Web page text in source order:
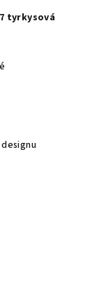
tyrkysová